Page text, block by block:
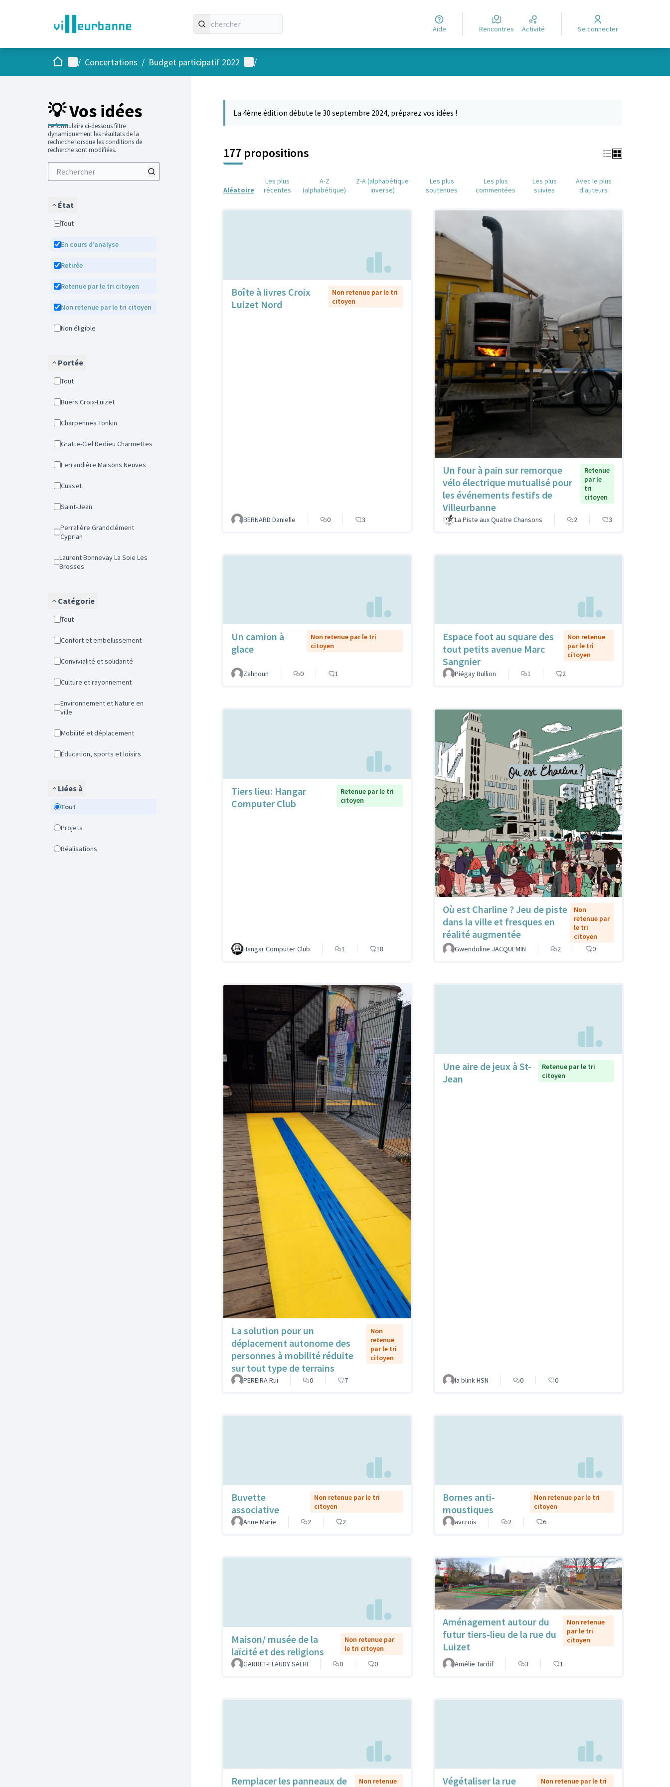
Aide Rencontres Activité Se connecter
AccueilMenu principal
/ Concertations / Budget participatif 2022 Menu utilisateur
/
💡 Vos idées
Le formulaire ci-dessous filtre
dynamiquement les résultats de la
recherche lorsque les conditions de
recherche sont modifiées.
État
Tout
En cours d’analyse
Retirée
Retenue par le tri citoyen
Non retenue par le tri citoyen
Non éligible
Portée
Tout
Buers Croix-Luizet
Charpennes Tonkin
Gratte-Ciel Dedieu Charmettes
Ferrandière Maisons Neuves
Cusset
Saint-Jean
Perralière Grandclément
Cyprian
Laurent Bonnevay La Soie Les
Brosses
Catégorie
Tout
Confort et embellissement
Convivialité et solidarité
Culture et rayonnement
Environnement et Nature en
ville
Mobilité et déplacement
Éducation, sports et loisirs
Liées à
Tout
Projets
Réalisations
La 4ème édition débute le 30 septembre 2024, préparez vos idées !
177 propositions
Aléatoire
Les plus
récentes
A-Z
(alphabétique)
Z-A (alphabétique
inverse)
Les plus
soutenues
Les plus
commentées
Les plus
suivies
Avec le plus
d'auteurs
Boîte à livres Croix
Luizet Nord
Non retenue par le tri
citoyen
BERNARD Danielle 0 3
Un four à pain sur remorque
vélo électrique mutualisé pour
les événements festifs de
Villeurbanne
Retenue
par le
tri
citoyen
La Piste aux Quatre Chansons 2 3
Un camion à
glace
Non retenue par le tri
citoyen
Zahnoun 0 1
Espace foot au square des
tout petits avenue Marc
Sangnier
Non retenue
par le tri
citoyen
Piégay Bullion 1 2
Tiers lieu: Hangar
Computer Club
Retenue par le tri
citoyen
Hangar Computer Club 1 18
Où est Charline ? Jeu de piste
dans la ville et fresques en
réalité augmentée
Non
retenue par
le tri
citoyen
Gwendoline JACQUEMIN
2 0
La solution pour un
déplacement autonome des
personnes à mobilité réduite
sur tout type de terrains
Non
retenue
par le tri
citoyen
PEREIRA Rui 0 7
Une aire de jeux à St-
Jean
Retenue par le tri
citoyen
la blink HSN 0 0
Buvette
associative
Non retenue par le tri
citoyen
Anne Marie
2 2
Bornes anti-
moustiques
Non retenue par le tri
citoyen
avcrois
2 6
Maison/ musée de la
laïcité et des religions
Non retenue par
le tri citoyen
GARRET-FLAUDY SALHI
0 0
Aménagement autour du
futur tiers-lieu de la rue du
Luizet
Non retenue
par le tri
citoyen
Amélie Tardif 3 1
Remplacer les panneaux de
Non retenue
Végétaliser la rue
Non retenue par le tri